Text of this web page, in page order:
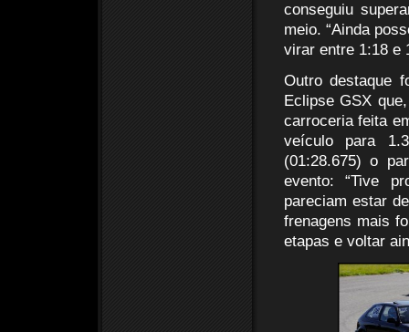
conseguiu
meio. “Ainda
virar entre 1:18 e
Outro destaque
Eclipse GSX
carroceria feita
veículo para
(01:28.675) o
evento: “Tive
pareciam estar
frenagens mais
etapas e voltar